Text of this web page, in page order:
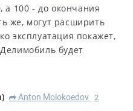
а 100 - до окончания
же, могут расширить
эксплуатация покажет,
будет
) R Anton Molokoedov 2